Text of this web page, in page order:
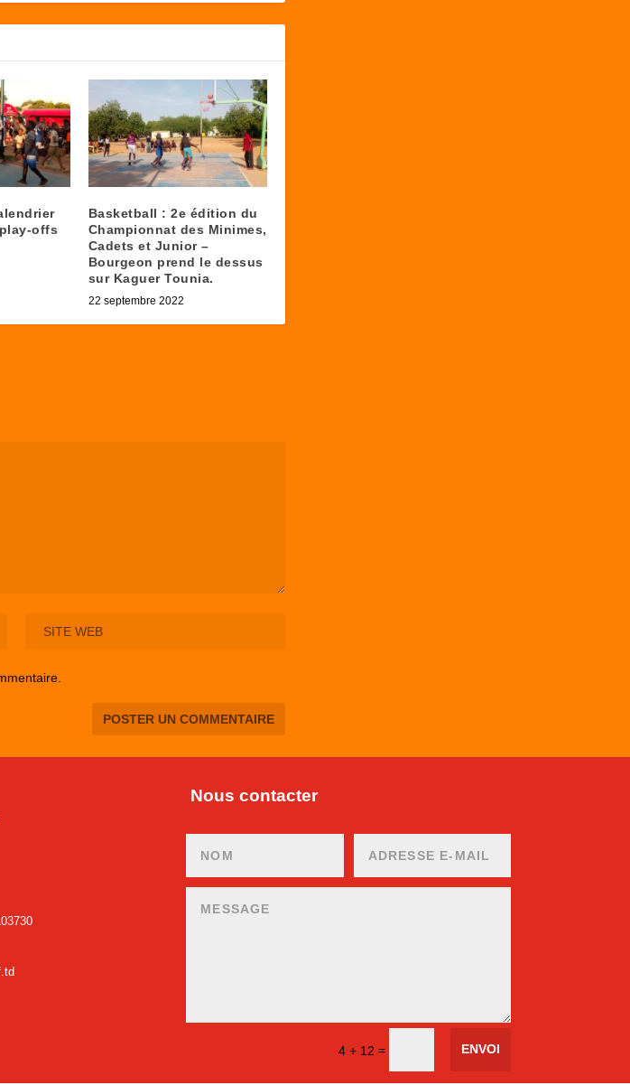
offs
Basketball : 2e édition du
Championnat des Minimes,
Cadets et Junior –
Bourgeon prend le dessus
sur Kaguer Tounia.
22 septembre 2022
Nous contacter
4 + 12 = ENVOI